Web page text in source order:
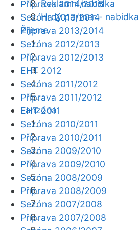
Reklamní nabídka
Hrdý partner - nabídka
Žijeme
Fanzóna
Příprava 2014/2015
Sezóna 2013/2014
Příprava 2013/2014
Sezóna 2012/2013
Příprava 2012/2013
EHT 2012
Sezóna 2011/2012
Příprava 2011/2012
EHT 2011
Sezóna 2010/2011
Příprava 2010/2011
Sezóna 2009/2010
Příprava 2009/2010
Sezóna 2008/2009
Příprava 2008/2009
Sezóna 2007/2008
Příprava 2007/2008